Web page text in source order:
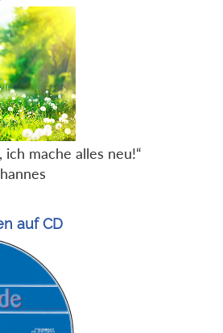
mache alles neu!“
auf CD